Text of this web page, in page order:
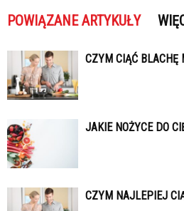
POWIĄZANE ARTYKUŁY
CZYM CIĄĆ BLACHĘ
JAKIE NOŻYCE DO
CZYM NAJLEPIEJ